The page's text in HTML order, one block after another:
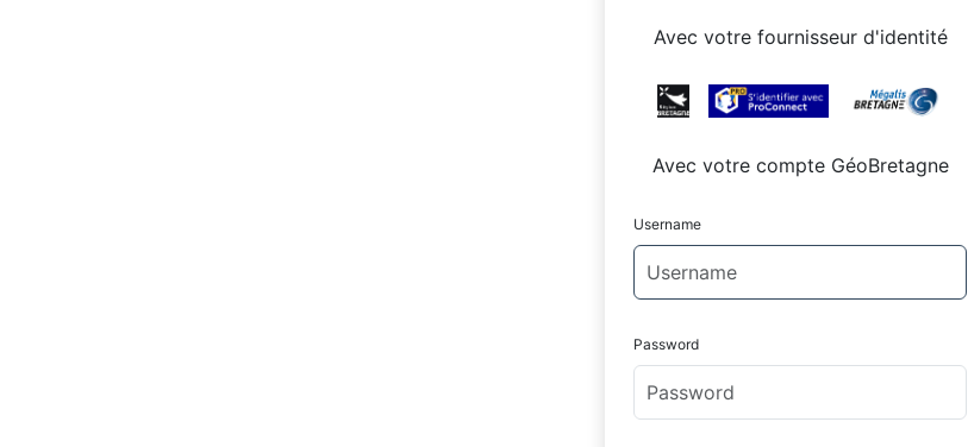
Avec votre fournisseur d'identité
Avec votre compte GéoBretagne
Username
Password